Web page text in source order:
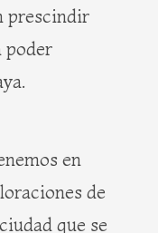
prescindir
poder
en
de
que se